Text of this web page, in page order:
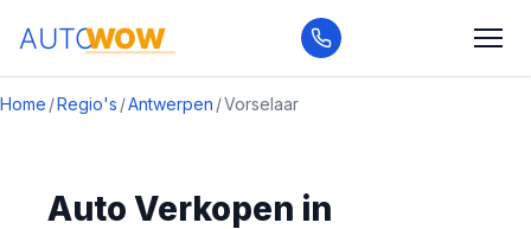
Home /Regio's /Antwerpen /Vorselaar
Auto Verkopen in